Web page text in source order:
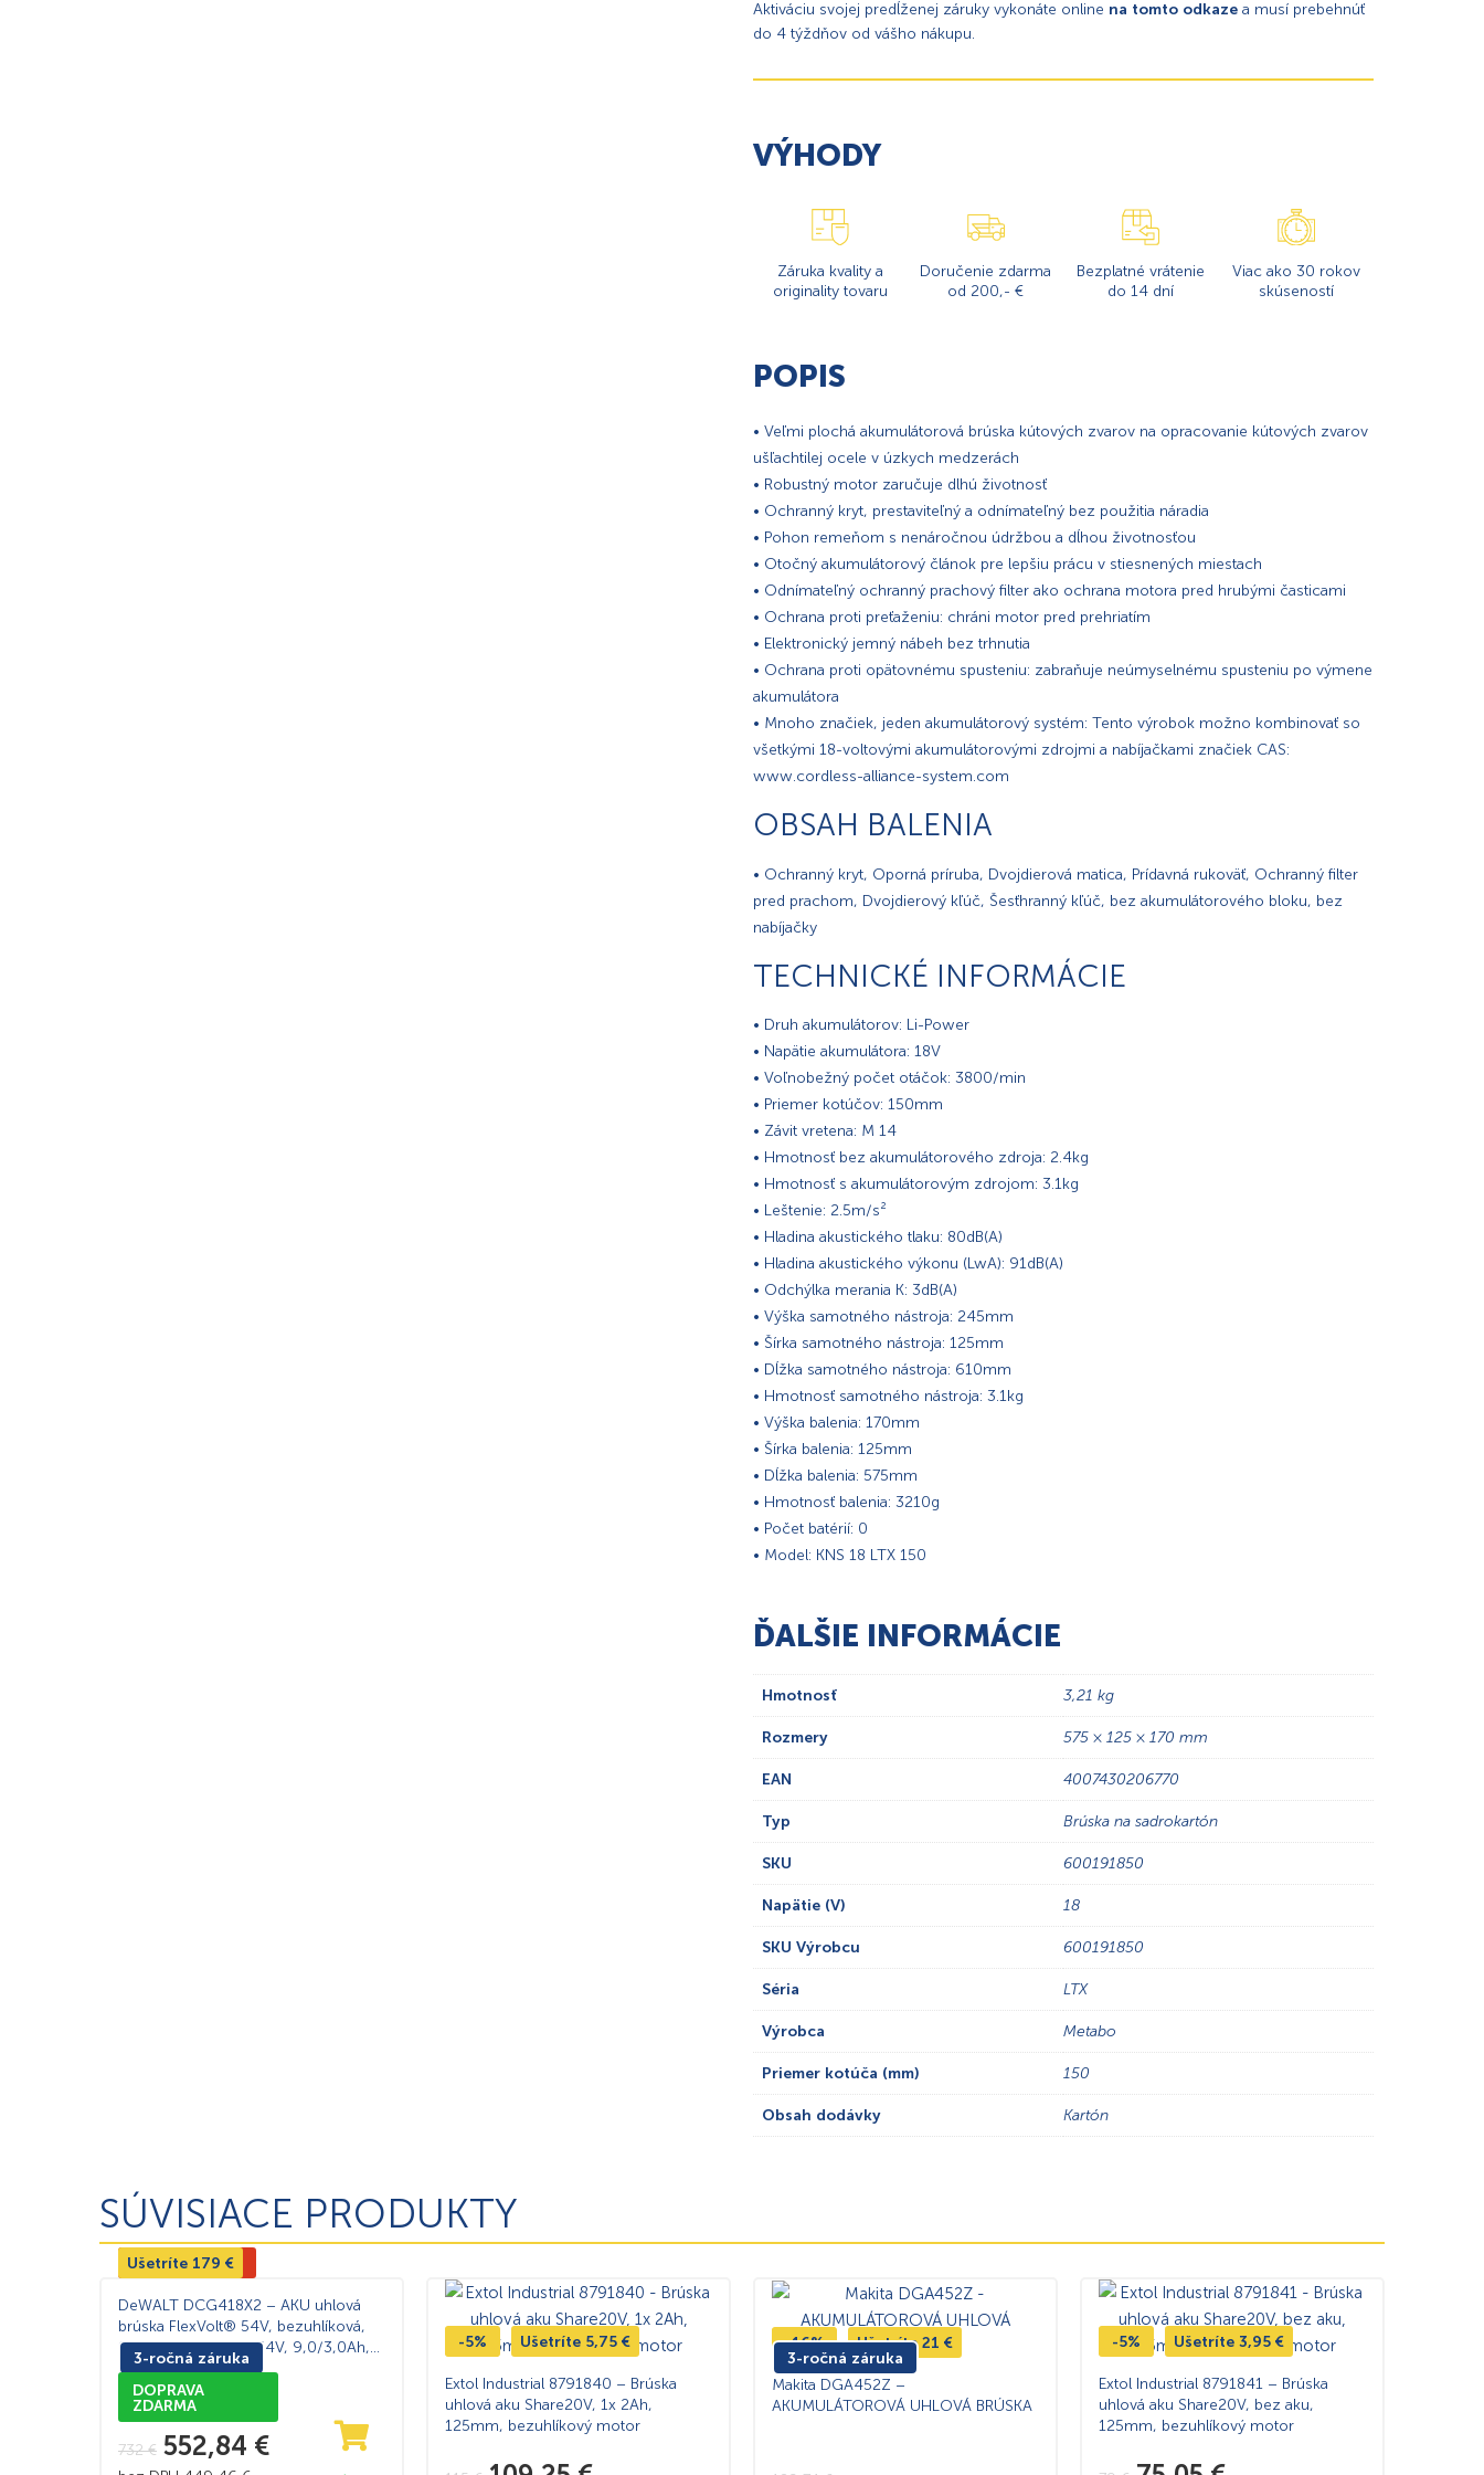
Aktiváciu svojej predĺženej záruky vykonáte online na tomto odkaze a musí prebehnúť
do 4 týždňov od vášho nákupu.
VÝHODY
Záruka kvality a
originality tovaru
Doručenie zdarma
od 200,- €
Bezplatné vrátenie
do 14 dní
Viac ako 30 rokov
skúseností
POPIS
• Veľmi plochá akumulátorová brúska kútových zvarov na opracovanie kútových zvarov
ušľachtilej ocele v úzkych medzerách
• Robustný motor zaručuje dlhú životnosť
• Ochranný kryt, prestaviteľný a odnímateľný bez použitia náradia
• Pohon remeňom s nenáročnou údržbou a dĺhou životnosťou
• Otočný akumulátorový článok pre lepšiu prácu v stiesnených miestach
• Odnímateľný ochranný prachový filter ako ochrana motora pred hrubými časticami
• Ochrana proti preťaženiu: chráni motor pred prehriatím
• Elektronický jemný nábeh bez trhnutia
• Ochrana proti opätovnému spusteniu: zabraňuje neúmyselnému spusteniu po výmene
akumulátora
• Mnoho značiek, jeden akumulátorový systém: Tento výrobok možno kombinovať so
všetkými 18-voltovými akumulátorovými zdrojmi a nabíjačkami značiek CAS:
www.cordless-alliance-system.com
OBSAH BALENIA
• Ochranný kryt, Oporná príruba, Dvojdierová matica, Prídavná rukoväť, Ochranný filter
pred prachom, Dvojdierový kľúč, Šesťhranný kľúč, bez akumulátorového bloku, bez
nabíjačky
TECHNICKÉ INFORMÁCIE
• Druh akumulátorov: Li-Power
• Napätie akumulátora: 18V
• Voľnobežný počet otáčok: 3800/min
• Priemer kotúčov: 150mm
• Závit vretena: M 14
• Hmotnosť bez akumulátorového zdroja: 2.4kg
• Hmotnosť s akumulátorovým zdrojom: 3.1kg
• Leštenie: 2.5m/s²
• Hladina akustického tlaku: 80dB(A)
• Hladina akustického výkonu (LwA): 91dB(A)
• Odchýlka merania K: 3dB(A)
• Výška samotného nástroja: 245mm
• Šírka samotného nástroja: 125mm
• Dĺžka samotného nástroja: 610mm
• Hmotnosť samotného nástroja: 3.1kg
• Výška balenia: 170mm
• Šírka balenia: 125mm
• Dĺžka balenia: 575mm
• Hmotnosť balenia: 3210g
• Počet batérií: 0
• Model: KNS 18 LTX 150
ĎALŠIE INFORMÁCIE
Hmotnosť 3,21 kg
Rozmery 575 × 125 × 170 mm
EAN 4007430206770
Typ Brúska na sadrokartón
SKU 600191850
Napätie (V) 18
SKU Výrobcu 600191850
Séria LTX
Výrobca Metabo
Priemer kotúča (mm) 150
Obsah dodávky Kartón
SÚVISIACE PRODUKTY
3-ročná záruka
Výpredaj -24%
Ušetríte 179 €
DeWALT DCG418X2 – AKU uhlová
brúska FlexVolt® 54V, bezuhlíková,
125mm, 2×AKU 18/54V, 9,0/3,0Ah,
nabíjačka, kufor TSTAK™
DOPRAVA
ZDARMA
732€ 552,84 €
-5% Ušetríte 5,75 €
Extol Industrial 8791840 – Brúska
uhlová aku Share20V, 1x 2Ah,
125mm, bezuhlíkový motor
3-ročná záruka
-16% Ušetríte21 €
Makita DGA452Z –
AKUMULÁTOROVÁ UHLOVÁ BRÚSKA
-5% Ušetríte 3,95 €
Extol Industrial 8791841 – Brúska
uhlová aku Share20V, bez aku,
125mm, bezuhlíkový motor